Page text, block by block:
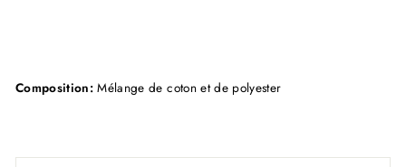
Composition:Mélange de coton et de polyester